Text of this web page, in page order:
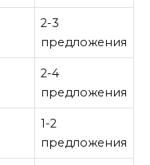
2-3
предложения
2-4
предложения
1-2
предложения